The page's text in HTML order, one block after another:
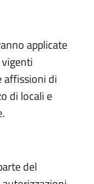
applicate
affissioni di
di locali e
del